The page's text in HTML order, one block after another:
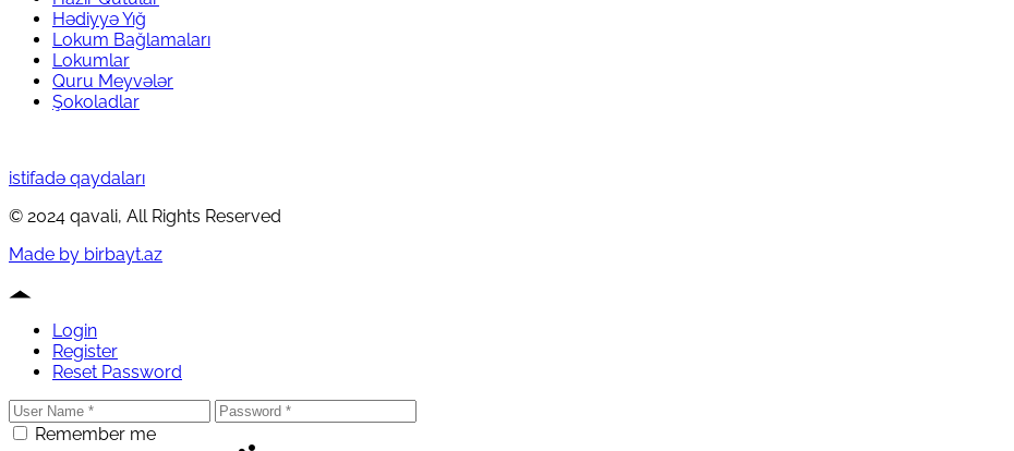
Hədiyyə Yığ
Lokum Bağlamaları
Lokumlar
Quru Meyvələr
Şokoladlar
istifadə qaydaları
© 2024 qavali, All Rights Reserved
Made by birbayt.az
Login
Register
Reset Password
Remember me